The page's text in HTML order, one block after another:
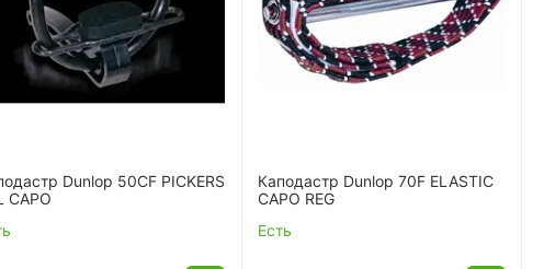
Dunlop 50CF PICKERS
CAPO
Каподастр Dunlop 70F ELASTIC
CAPO REG
Есть